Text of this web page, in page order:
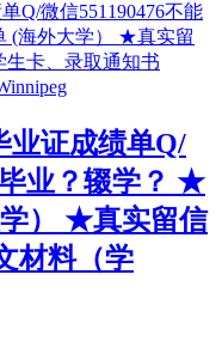
业证成绩单Q/
毕业？辍学？ ★
） ★真实留信
材料（学